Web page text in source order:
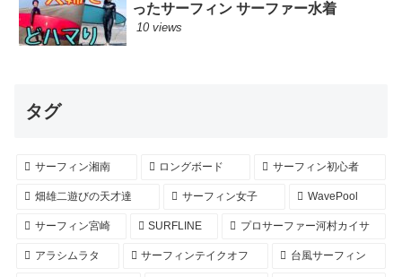
ったサーフィン サーファー水着
10 views
タグ
サーフィン湘南 ロングボード サーフィン初心者
畑雄二遊びの天才達 サーフィン女子 WavePool
サーフィン宮崎 SURFLINE プロサーファー河村カイサ
アラシムラタ サーフィンテイクオフ 台風サーフィン